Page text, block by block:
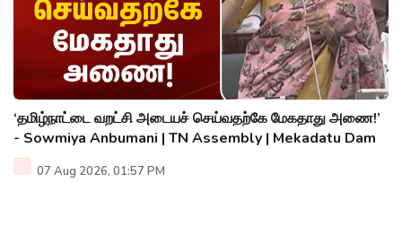
‘தமிழ்நாட்டை வறட்சி அடையச் செய்வதற்கே மேகதாது அணை!’
- Sowmiya Anbumani | TN Assembly | Mekadatu Dam
07 Aug 2026, 01:57 PM